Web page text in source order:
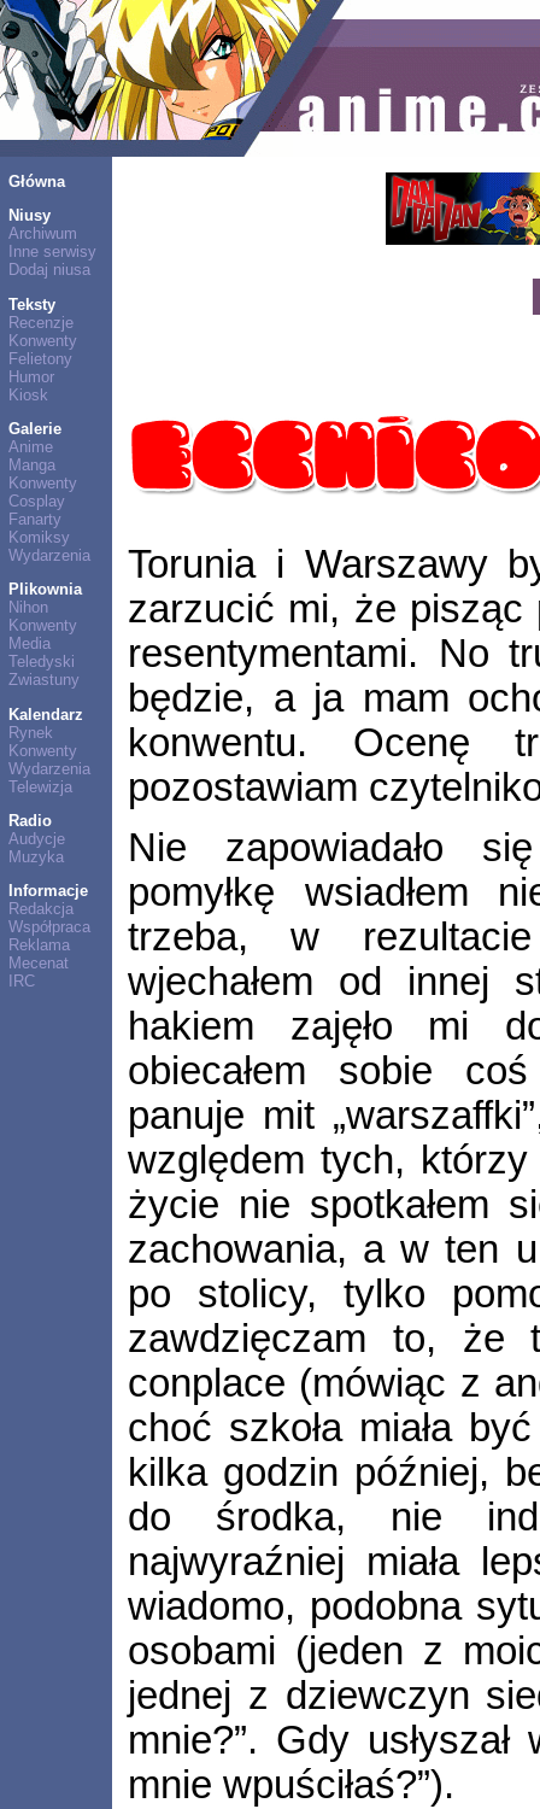
Główna
Niusy
Archiwum
Inne serwisy
Dodaj niusa
Teksty
Recenzje
Konwenty
Felietony
Humor
Kiosk
Galerie
Anime
Manga
Konwenty
Cosplay
Fanarty
Komiksy
Wydarzenia
Plikownia
Nihon
Konwenty
Media
Teledyski
Zwiastuny
Kalendarz
Rynek
Konwenty
Wydarzenia
Telewizja
Radio
Audycje
Muzyka
Informacje
Redakcja
Współpraca
Reklama
Mecenat
IRC
Torunia i Warszawy
zarzucić mi, że pisząc
resentymentami. No
będzie, a ja mam
konwentu. Ocenę
pozostawiam
Nie zapowiadało
pomyłkę wsiadłem
trzeba, w
wjechałem od innej
hakiem zajęło mi
obiecałem sobie
panuje mit
względem tych,
życie nie spotkałem
zachowania, a w ten
po stolicy, tylko
zawdzięczam to, że
conplace (mówiąc z
choć szkoła miała
kilka godzin później,
do środka, nie
najwyraźniej miała
wiadomo, podobna
osobami (jeden z
jednej z dziewczyn
mnie?”. Gdy usłyszał
mnie wpuściłaś?”).